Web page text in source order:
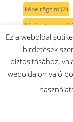
kábelrögzítő(2)
kávéautomata
kávéfőző(207)
készlet(106)
kézi körfűrész (1)
körfütés(5)
Ez a weboldal
hirdetések
biztosításához,
weboldalon való